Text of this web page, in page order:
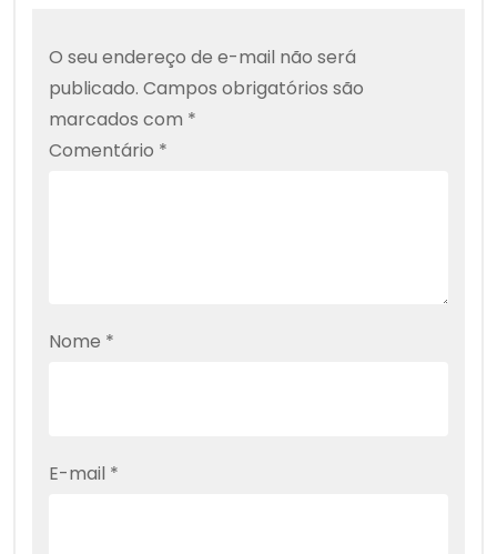
O seu endereço de e-mail não será
publicado. Campos obrigatórios são
marcados com *
Comentário *
Nome *
E-mail *